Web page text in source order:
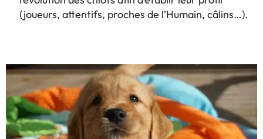
(joueurs, attentifs, proches de l’Humain, câlins…).